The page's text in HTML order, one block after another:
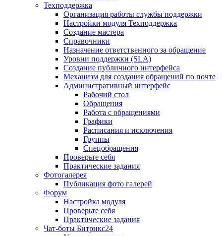
Техподдержка
Организация работы службы поддержки
Настройки модуля Техподдержка
Создание мастера
Справочники
Назначение ответственного за обращение
Уровни поддержки (SLA)
Создание публичного интерфейса
Механизм для создания обращений по почте
Административный интерфейс
Рабочий стол
Обращения
Работа с обращениями
Графики
Расписания и исключения
Группы
Спецобращения
Проверьте себя
Практические задания
Фотогалерея
Публикация фото галерей
Форум
Настройка модуля
Проверьте себя
Практические задания
Чат-боты Битрикс24